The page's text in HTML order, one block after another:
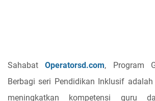
SahabatOperatorsd.com, Program
Berbagi seri Pendidikan Inklusif
meningkatkan kompetensi guru